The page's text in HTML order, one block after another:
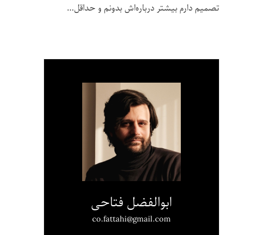
تصمیم دارم بیشتر درباره‌اش بدونم و حداقل
ابوالفضل فتاحی
co.fattahi@gmail.com